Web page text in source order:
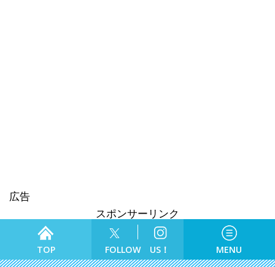
TOP FOLLOW US！ MENU
食べる
広告
スポンサーリンク